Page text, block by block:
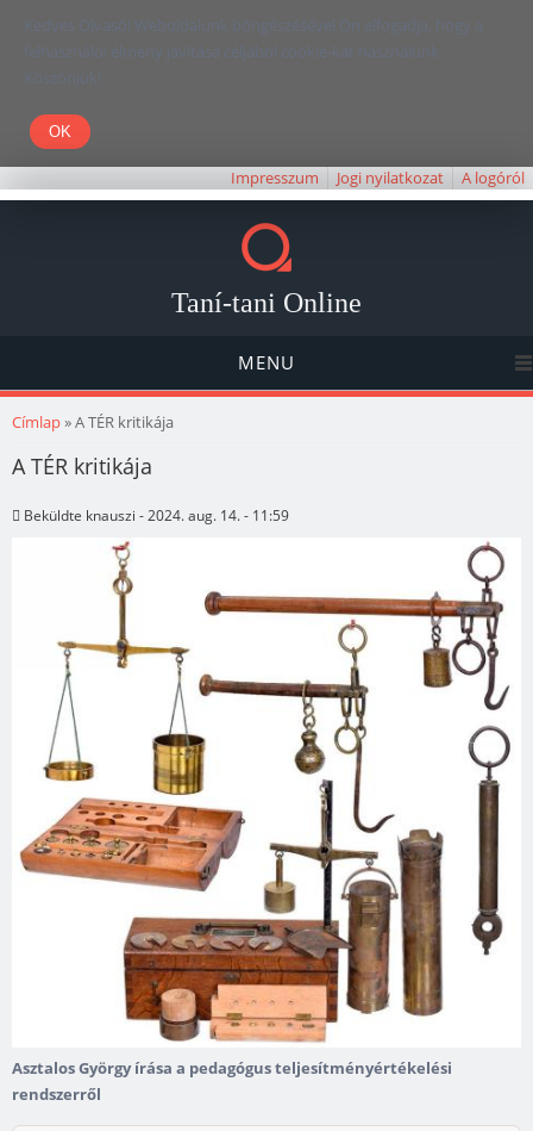
Kedves Olvasó! Weboldalunk böngészésével Ön elfogadja, hogy a
felhasználói élmény javítása céljából cookie-kat használunk.
Köszönjük!
Impresszum Jogi nyilatkozat A logóról
Taní-tani Online
MENU
Jelenlegi hely
Címlap» A TÉR kritikája
A TÉR kritikája
Beküldte knauszi - 2024. aug. 14. - 11:59
Asztalos György írása a pedagógus teljesítményértékelési
rendszerről